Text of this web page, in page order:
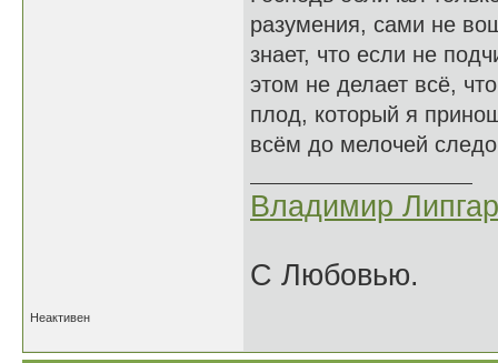
разумения, сами не
знает, что если не
этом не делает всё,
плод, который я
всём до мелочей
Владимир
С Любовью.
Неактивен